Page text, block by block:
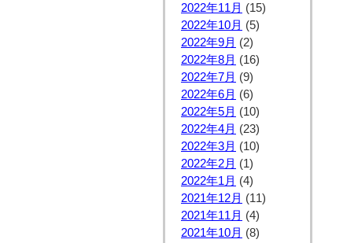
2022年11月 (15)
2022年10月 (5)
2022年9月 (2)
2022年8月 (16)
2022年7月 (9)
2022年6月 (6)
2022年5月 (10)
2022年4月 (23)
2022年3月 (10)
2022年2月 (1)
2022年1月 (4)
2021年12月 (11)
2021年11月 (4)
2021年10月 (8)